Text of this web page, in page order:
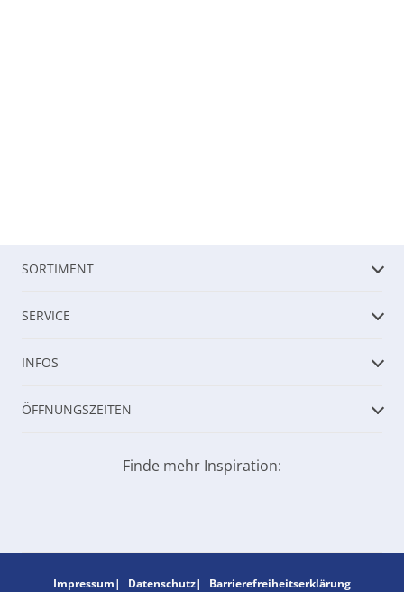
SORTIMENT
SERVICE
INFOS
ÖFFNUNGSZEITEN
Finde mehr Inspiration:
Impressum Datenschutz Barrierefreiheitserklärung